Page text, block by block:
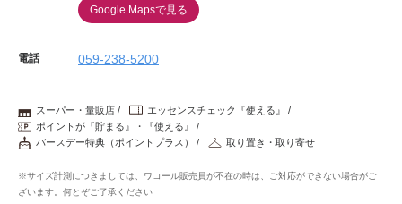
Google Mapsで見る
電話 059-238-5200
スーパー・量販店
エッセンスチェック『使える』
ポイントが『貯まる』・『使える』
バースデー特典（ポイントプラス）
取り置き・取り寄せ
※サイズ計測につきましては、ワコール販売員が不在の時は、ご対応ができない場合がご
ざいます。何とぞご了承ください